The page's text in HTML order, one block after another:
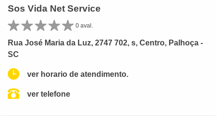
Sos Vida Net Service
0 aval.
Rua José Maria da Luz, 2747 702, s, Centro, Palhoça -
SC
ver horario de atendimento.
ver telefone